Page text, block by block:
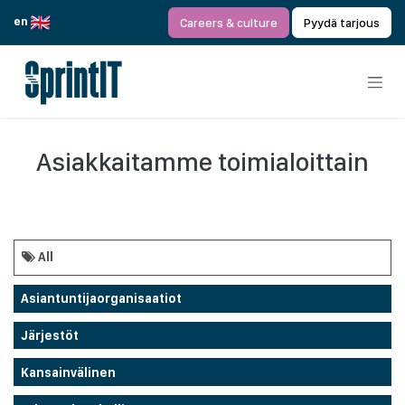
en
Careers & culture Pyydä tarjous
Asiakkaitamme toimialoittain
All
Asiantuntijaorganisaatiot
Järjestöt
Kansainvälinen